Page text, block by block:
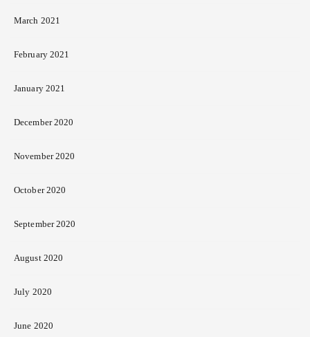
March 2021
February 2021
January 2021
December 2020
November 2020
October 2020
September 2020
August 2020
July 2020
June 2020